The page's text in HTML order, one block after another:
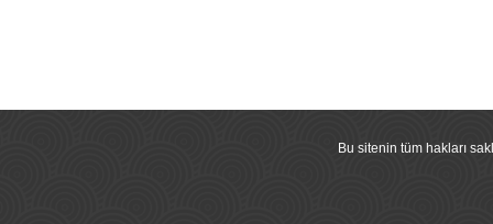
Bu sitenin tüm hakları